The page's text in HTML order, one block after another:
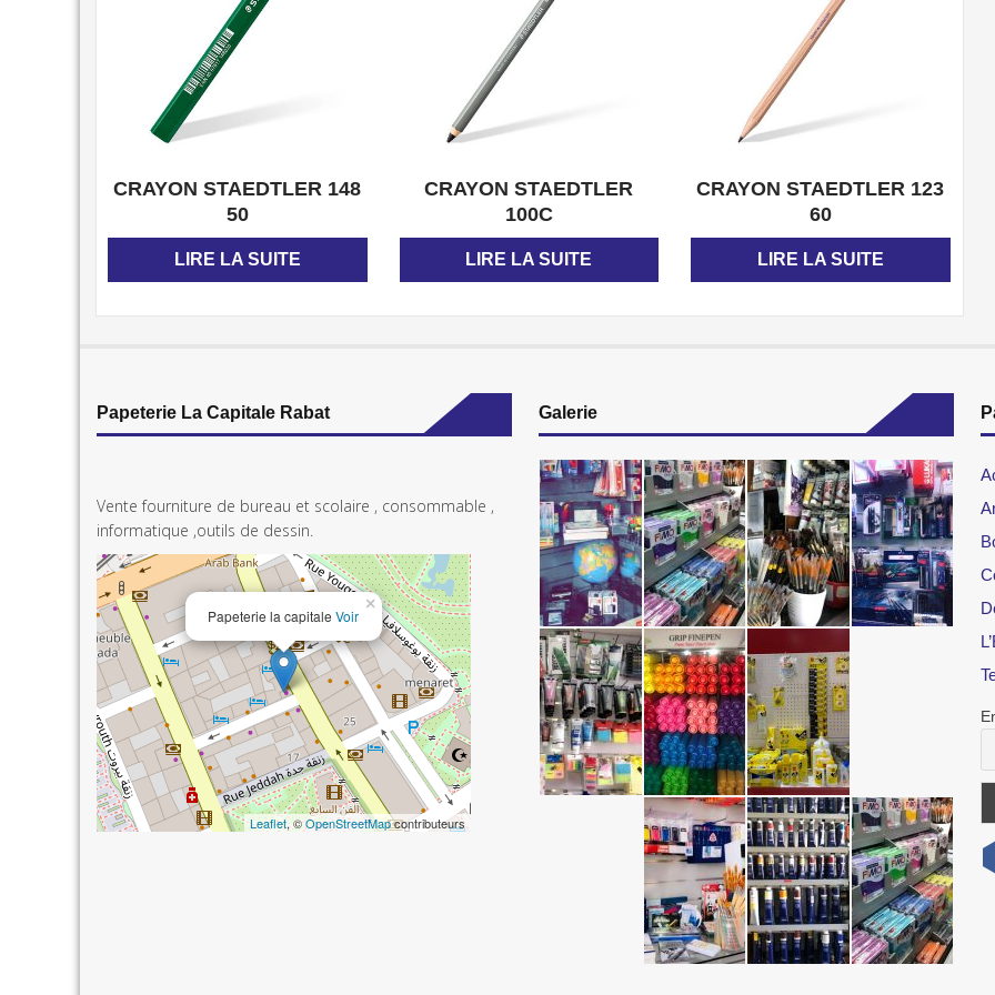
CRAYON STAEDTLER 148
50
LIRE LA SUITE
CRAYON STAEDTLER
100C
LIRE LA SUITE
CRAYON STAEDTLER 123
60
LIRE LA SUITE
Papeterie La Capitale Rabat
Vente fourniture de bureau et scolaire , consommable ,
informatique ,outils de dessin.
Papeterie la capitaleVoir
×
Leaflet, ©OpenStreetMapcontributeurs
Galerie